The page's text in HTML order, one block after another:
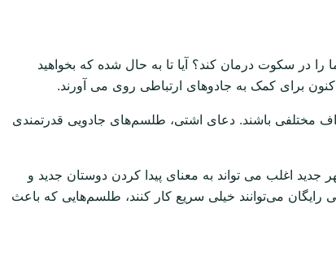
در سکوت درمان کند؟ آیا تا به حال شده که بخواهید
برای کمک به جادوهای ارتباطی روی می آورند.
مختلفی باشند. دعای اشتی، طلسم‌های جادویی قدرتمندی
اغلب می تواند به معنای پیدا کردن دوستان جدید و
می‌توانند خیلی سریع کار کنند، طلسم‌هایی که باعث